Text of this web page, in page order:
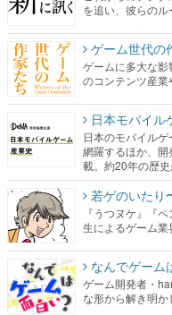
を追い、彼らのル
ゲーム世代の
ゲームに多大な
のコンテンツ産業
日本モバイル
日本のモバイル
網羅するほか、
載。約20年の歴
若ゲのいたり
『うつヌケ』『
生によるゲーム業
なんでゲーム
ゲーム開発者・
な形から解き明か